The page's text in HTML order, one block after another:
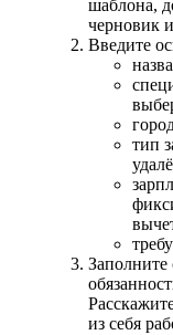
шаблона,
черновик
Введите
тип
из себя